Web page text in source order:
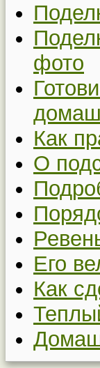
фото
Как
О
Его
Как